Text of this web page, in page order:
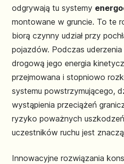
odgrywają tu systemy
montowane w gruncie. To te
biorą czynny udział przy
pojazdów. Podczas
drogową jego energia
przejmowana i stopniowo
systemu powstrzymującego,
wystąpienia przeciążeń
ryzyko poważnych
uczestników ruchu jest
Innowacyjne rozwiązania